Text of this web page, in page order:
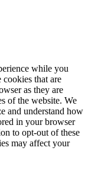
while you
that are
as they are
of the website. We
and understand how
in your browser
to opt-out of these
may affect your